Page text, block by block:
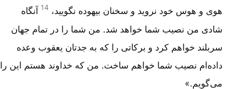
هوی و هوس خود نروید و سخنان بیهوده نگویید، 14 آنگاه
شادی من نصیب شما خواهد شد. من شما را در تمام جهان
سربلند خواهم کرد و برکاتی را که به جدتان یعقوب وعده
داده‌ام نصیب شما خواهم ساخت. من که خداوند هستم این را
می‌گویم.»